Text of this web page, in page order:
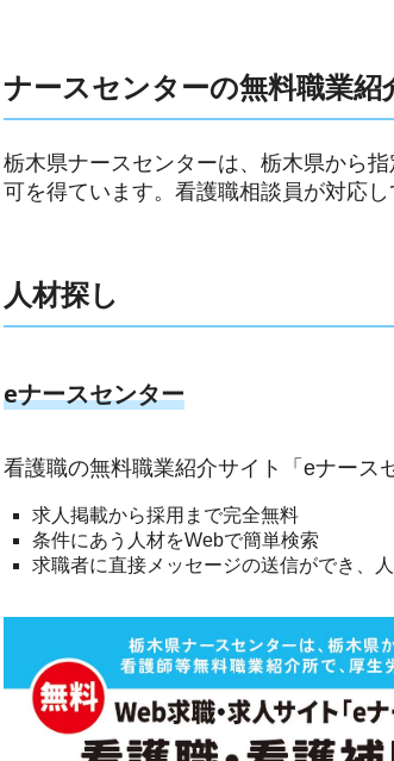
ナースセンターの無料職業紹
栃木県ナースセンターは、栃木県から
可を得ています。看護職相談員が対応
人材探し
eナースセンター
看護職の無料職業紹介サイト「eナース
求人掲載から採用まで完全無料
条件にあう人材をWebで簡単検索
求職者に直接メッセージの送信ができ、